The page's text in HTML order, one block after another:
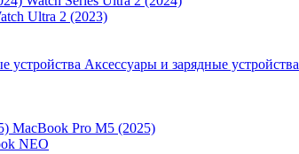
Ultra 2 (2023)
Аксессуары и зарядные устройства
MacBook Pro M5 (2025)
NEO